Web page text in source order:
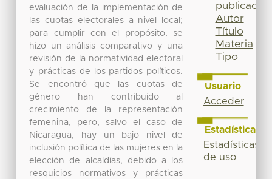
evaluación de la implementación de
las cuotas electorales a nivel local;
para cumplir con el propósito, se
hizo un análisis comparativo y una
revisión de la normatividad electoral
y prácticas de los partidos políticos.
Se encontró que las cuotas de
género han contribuido al
crecimiento de la representación
femenina, pero, salvo el caso de
Nicaragua, hay un bajo nivel de
inclusión política de las mujeres en la
elección de alcaldías, debido a los
resquicios normativos y prácticas
publicación
Autor
Título
Materia
Tipo
Usuario
Acceder
Estadísticas
Estadísticas
de uso